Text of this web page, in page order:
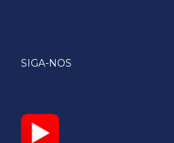
SIGA-NOS